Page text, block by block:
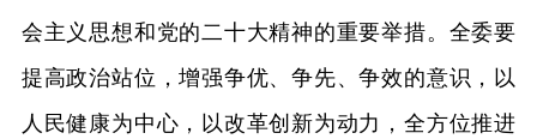
会主义思想和党的二十大精神的重要举措。全委要
提高政治站位，增强争优、争先、争效的意识，以
人民健康为中心，以改革创新为动力，全方位推进